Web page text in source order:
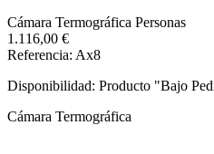
Cámara Termográfica Personas
1.116,00 €
Referencia: Ax8
Disponibilidad: Producto "Bajo
Cámara Termográfica